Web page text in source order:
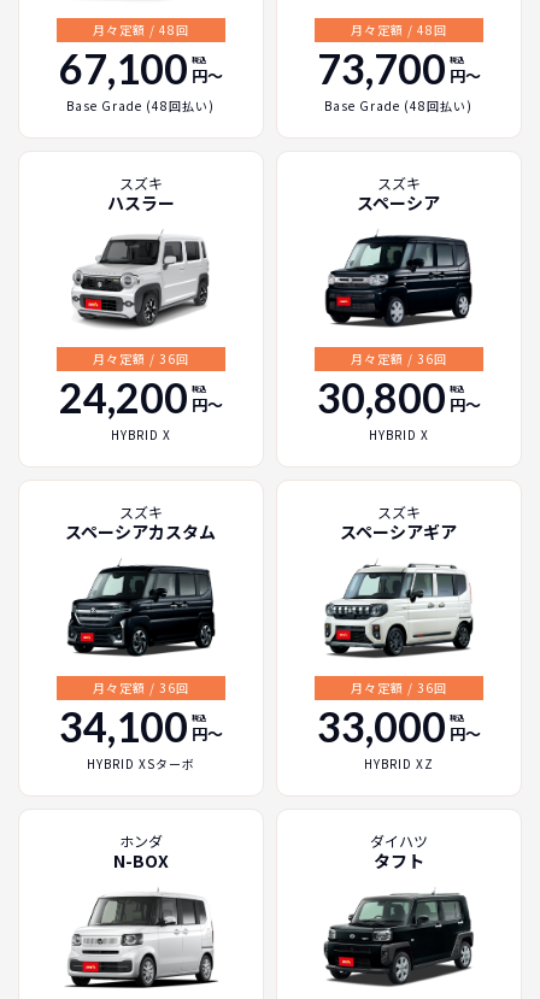
月々定額 / 48回
67,100 税込
円〜
Base Grade (48回払い)
月々定額 / 48回
73,700 税込
円〜
Base Grade (48回払い)
スズキ
ハスラー
月々定額 / 36回
24,200 税込
円〜
HYBRID X
スズキ
スペーシア
月々定額 / 36回
30,800 税込
円〜
HYBRID X
スズキ
スペーシアカスタム
月々定額 / 36回
34,100 税込
円〜
HYBRID XSターボ
スズキ
スペーシアギア
月々定額 / 36回
33,000 税込
円〜
HYBRID XZ
ホンダ
N-BOX
ダイハツ
タフト